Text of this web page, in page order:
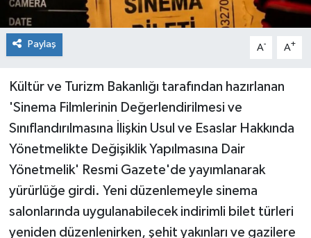
Paylaş A- A+
Kültür ve Turizm Bakanlığı tarafından hazırlanan
'Sinema Filmlerinin Değerlendirilmesi ve
Sınıflandırılmasına İlişkin Usul ve Esaslar Hakkında
Yönetmelikte Değişiklik Yapılmasına Dair
Yönetmelik' Resmi Gazete'de yayımlanarak
yürürlüğe girdi. Yeni düzenlemeyle sinema
salonlarında uygulanabilecek indirimli bilet türleri
yeniden düzenlenirken, şehit yakınları ve gazilere